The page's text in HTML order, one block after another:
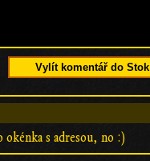
Vylít komentář do Stok
s adresou, no :)